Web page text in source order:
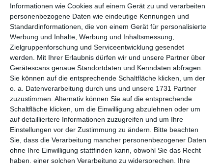
Informationen wie Cookies auf einem Gerät zu und verarbeiten
personenbezogene Daten wie eindeutige Kennungen und
Standardinformationen, die von einem Gerät für personalisierte
Werbung und Inhalte, Werbung und Inhaltsmessung,
Zielgruppenforschung und Serviceentwicklung gesendet
werden.
Mit Ihrer Erlaubnis dürfen wir und unsere Partner über
Gerätescans genaue Standortdaten und Kenndaten abfragen.
Sie können auf die entsprechende Schaltfläche klicken, um der
o. a. Datenverarbeitung durch uns und unsere 1731 Partner
zuzustimmen. Alternativ können Sie auf die entsprechende
Schaltfläche klicken, um die Einwilligung abzulehnen oder um
auf detailliertere Informationen zuzugreifen und um Ihre
Einstellungen vor der Zustimmung zu ändern.
Bitte beachten
Sie, dass die Verarbeitung mancher personenbezogener Daten
ohne Ihre Einwilligung stattfinden kann, obwohl Sie das Recht
haben, einer solchen Verarbeitung zu widersprechen. Ihre
Frohe Ostern, meine Küken